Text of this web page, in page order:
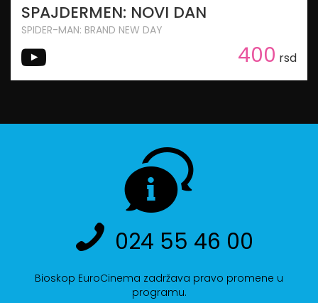
SPAJDERMEN: NOVI DAN
SPIDER-MAN: BRAND NEW DAY
400 rsd
024 55 46 00
Bioskop EuroCinema zadržava pravo promene u
programu.